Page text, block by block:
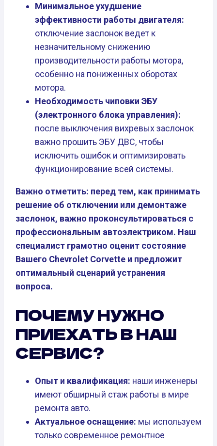
Минимальное ухудшение
эффективности работы двигателя:
отключение заслонок ведет к
незначительному снижению
производительности работы мотора,
особенно на пониженных оборотах
мотора.
Необходимость чиповки ЭБУ
(электронного блока управления):
после выключения вихревых заслонок
важно прошить ЭБУ ДВС, чтобы
исключить ошибок и оптимизировать
функционирование всей системы.
Важно отметить: перед тем, как принимать
решение об отключении или демонтаже
заслонок, важно проконсультироваться с
профессиональным автоэлектриком. Наш
специалист грамотно оценит состояние
Вашего Chevrolet Corvette и предложит
оптимальный сценарий устранения
вопроса.
ПОЧЕМУ НУЖНО
ПРИЕХАТЬ В НАШ
СЕРВИС?
Опыт и квалификация: наши инженеры
имеют обширный стаж работы в мире
ремонта авто.
Актуальное оснащение: мы используем
только современное ремонтное